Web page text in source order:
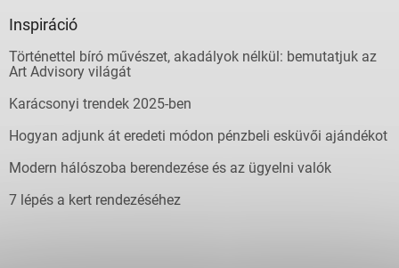
Inspiráció
Történettel bíró művészet, akadályok nélkül: bemutatjuk az
Art Advisory világát
Karácsonyi trendek 2025-ben
Hogyan adjunk át eredeti módon pénzbeli esküvői ajándékot
Modern hálószoba berendezése és az ügyelni valók
7 lépés a kert rendezéséhez